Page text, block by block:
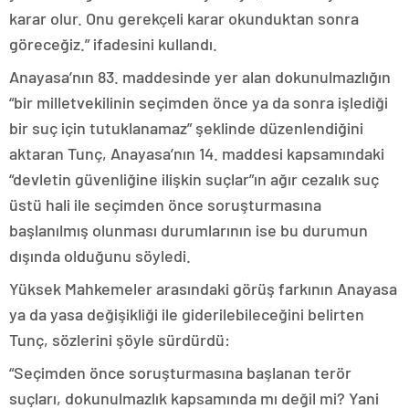
karar olur. Onu gerekçeli karar okunduktan sonra
göreceğiz.” ifadesini kullandı.
Anayasa’nın 83. maddesinde yer alan dokunulmazlığın
“bir milletvekilinin seçimden önce ya da sonra işlediği
bir suç için tutuklanamaz” şeklinde düzenlendiğini
aktaran Tunç, Anayasa’nın 14. maddesi kapsamındaki
“devletin güvenliğine ilişkin suçlar”ın ağır cezalık suç
üstü hali ile seçimden önce soruşturmasına
başlanılmış olunması durumlarının ise bu durumun
dışında olduğunu söyledi.
Yüksek Mahkemeler arasındaki görüş farkının Anayasa
ya da yasa değişikliği ile giderilebileceğini belirten
Tunç, sözlerini şöyle sürdürdü:
“Seçimden önce soruşturmasına başlanan terör
suçları, dokunulmazlık kapsamında mı değil mi? Yani